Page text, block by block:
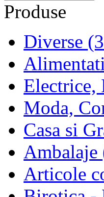
Produse
Diverse
Electrice,
Moda,
Casa si
Ambalaje
Articole